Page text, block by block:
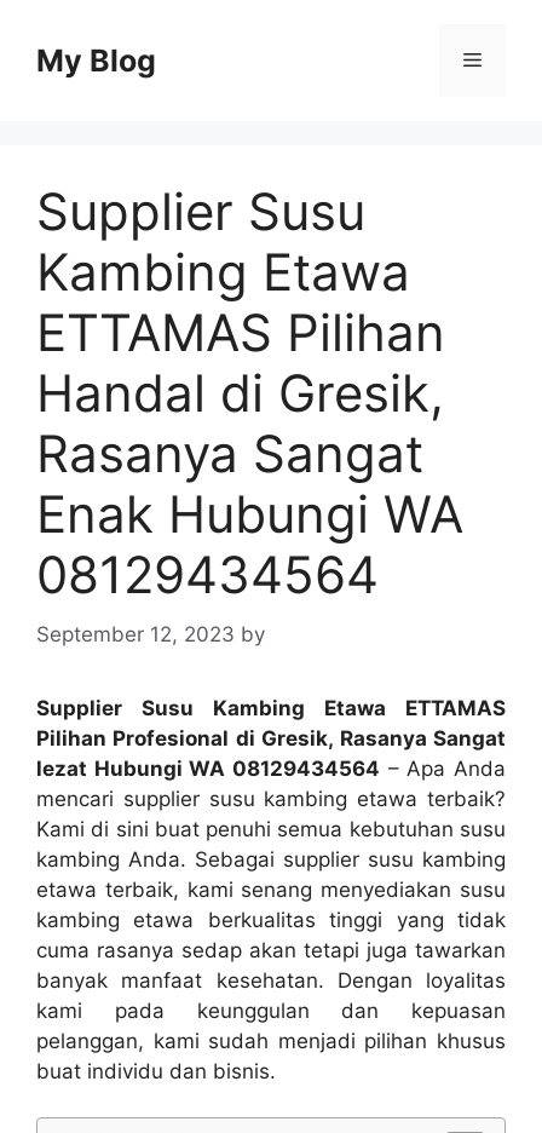
contentMy Blog Menu
Supplier Susu
Kambing Etawa
ETTAMAS Pilihan
Handal di Gresik,
Rasanya Sangat
Enak Hubungi WA
08129434564
September 12, 2023 by
Supplier Susu Kambing Etawa ETTAMAS
Pilihan Profesional di Gresik, Rasanya Sangat
lezat Hubungi WA 08129434564 – Apa Anda
mencari supplier susu kambing etawa terbaik?
Kami di sini buat penuhi semua kebutuhan susu
kambing Anda. Sebagai supplier susu kambing
etawa terbaik, kami senang menyediakan susu
kambing etawa berkualitas tinggi yang tidak
cuma rasanya sedap akan tetapi juga tawarkan
banyak manfaat kesehatan. Dengan loyalitas
kami pada keunggulan dan kepuasan
pelanggan, kami sudah menjadi pilihan khusus
buat individu dan bisnis.